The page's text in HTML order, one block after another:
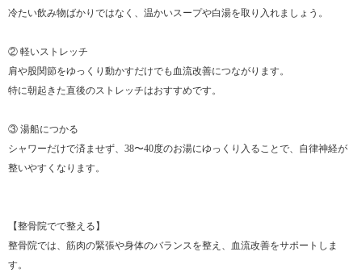
冷たい飲み物ばかりではなく、温かいスープや白湯を取り入れましょう。
② 軽いストレッチ
肩や股関節をゆっくり動かすだけでも血流改善につながります。
特に朝起きた直後のストレッチはおすすめです。
③ 湯船につかる
シャワーだけで済ませず、38〜40度のお湯にゆっくり入ることで、自律神経が
整いやすくなります。
【整骨院でで整える】
整骨院では、筋肉の緊張や身体のバランスを整え、血流改善をサポートしま
す。